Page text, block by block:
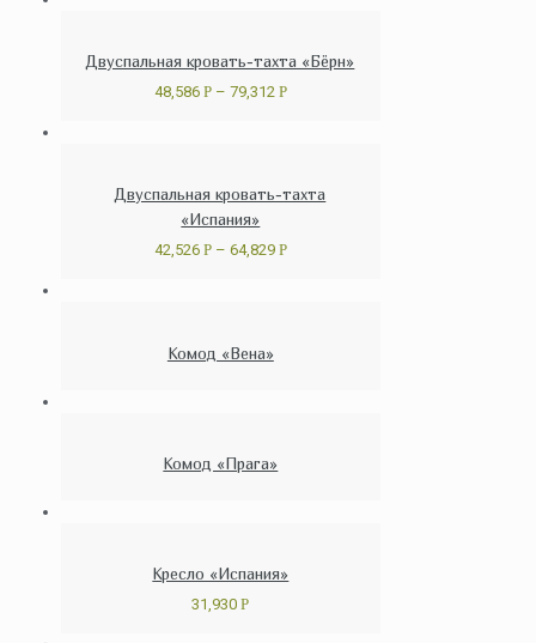
Двуспальная кровать-тахта «Бёрн»
48,586 Р– 79,312 Р
Двуспальная кровать-тахта
«Испания»
42,526 Р– 64,829 Р
Комод «Вена»
Комод «Прага»
Кресло «Испания»
31,930Р